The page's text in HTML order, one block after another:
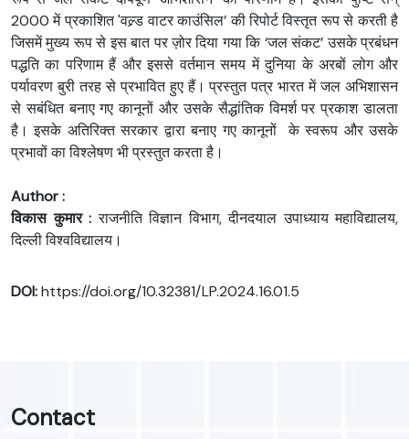
2000 में प्रकाशित 'वल्र्ड वाटर काउंसिल’ की रिपोर्ट विस्तृत रूप से करती है
जिसमें मुख्य रूप से इस बात पर ज़ोर दिया गया कि ‘जल संकट’ उसके प्रबंधन
पद्धति का परिणाम हैं और इससे वर्तमान समय में दुनिया के अरबों लोग और
पर्यावरण बुरी तरह से प्रभावित हुए हैं। प्रस्तुत पत्र भारत में जल अभिशासन
से सबंधित बनाए गए कानूनों और उसके सैद्धांतिक विमर्श पर प्रकाश डालता
है। इसके अतिरिक्त सरकार द्वारा बनाए गए कानूनों के स्वरूप और उसके
प्रभावों का विश्लेषण भी प्रस्तुत करता है।
Author :
विकास कुमार :राजनीति विज्ञान विभाग, दीनदयाल उपाध्याय महाविद्यालय,
दिल्ली विश्वविद्यालय।
DOI:https://doi.org/10.32381/LP.2024.16.01.5
Contact